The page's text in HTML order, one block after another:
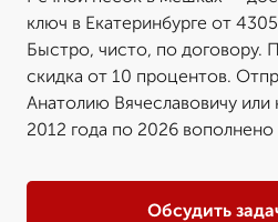
ключ в Екатеринбурге от
Быстро, чисто, по договору.
скидка от 10 процентов.
Анатолию Вячеславовичу или
2012 года по 2026 вополнено
Обсудить